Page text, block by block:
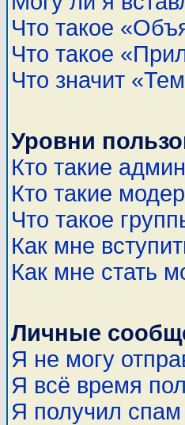
Что такое
Что такое
Что значит
Уровни
Кто такие
Кто такие
Что такое
Как мне
Как мне стать
Личные
Я не могу
Я всё время
Я получил спам